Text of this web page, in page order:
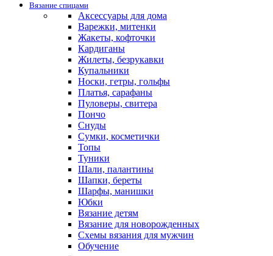
Вязание спицами
Аксессуары для дома
Варежки, митенки
Жакеты, кофточки
Кардиганы
Жилеты, безрукавки
Купальники
Носки, гетры, гольфы
Платья, сарафаны
Пуловеры, свитера
Пончо
Снуды
Сумки, косметички
Топы
Туники
Шали, палантины
Шапки, береты
Шарфы, манишки
Юбки
Вязание детям
Вязание для новорожденных
Схемы вязания для мужчин
Обучение